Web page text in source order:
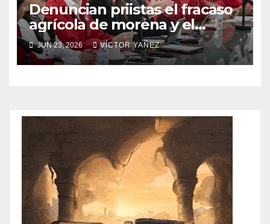
Denuncian priistas el fracaso
agrícola de morena y el
abandono al campo
mexicano
JUN 23, 2026 VÍCTOR YAÑEZ